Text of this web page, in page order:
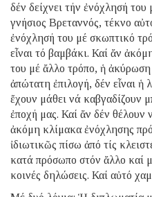
δέν δείχνει τήν ἐνόχλησή
γνήσιος Βρεταννός, τέκνο
ἐνόχλησή του μέ σκωπτικό
εἶναι τό βαμβάκι. Καί ἄν
του μέ ἄλλο τρόπο, ἡ ἀκύρωση
ἀπώτατη ἐπιλογή, δέν εἶναι ἡ
ἔχουν μάθει νά καβγαδίζουν
ἐποχή μας. Καί ἄν δέν θέλουν
ἀκόμη κλίμακα ἐνόχλησης
ἰδιωτικῶς πίσω ἀπό τίς
κατά πρόσωπο στόν ἄλλο καί
κοινές δηλώσεις. Καί αὐτό